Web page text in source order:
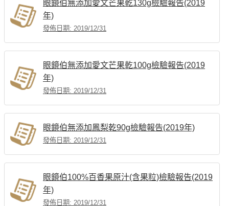
眼鏡伯無添加愛文芒果乾130g檢驗報告(2019
年)
發佈日期: 2019/12/31
眼鏡伯無添加愛文芒果乾100g檢驗報告(2019
年)
發佈日期: 2019/12/31
眼鏡伯無添加鳳梨乾90g檢驗報告(2019年)
發佈日期: 2019/12/31
眼鏡伯100%百香果原汁(含果粒)檢驗報告(2019
年)
發佈日期: 2019/12/31